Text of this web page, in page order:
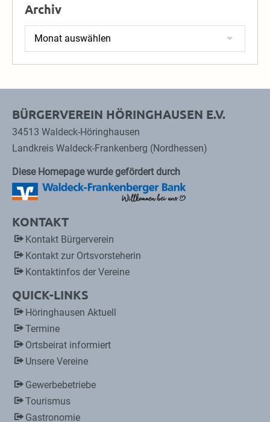
Archiv
Archiv
BÜRGERVEREIN HÖRINGHAUSEN E.V.
34513 Waldeck-Höringhausen
Landkreis Waldeck-Frankenberg (Nordhessen)
Diese Homepage wurde gefördert durch
KONTAKT
Kontakt Bürgerverein
Kontakt zur Ortsvorsteherin
Kontaktinfos der Vereine
QUICK-LINKS
Höringhausen Aktuell
Termine
Ortsbeirat informiert
Unsere Vereine
Gewerbebetriebe
Tourismus
Gastronomie